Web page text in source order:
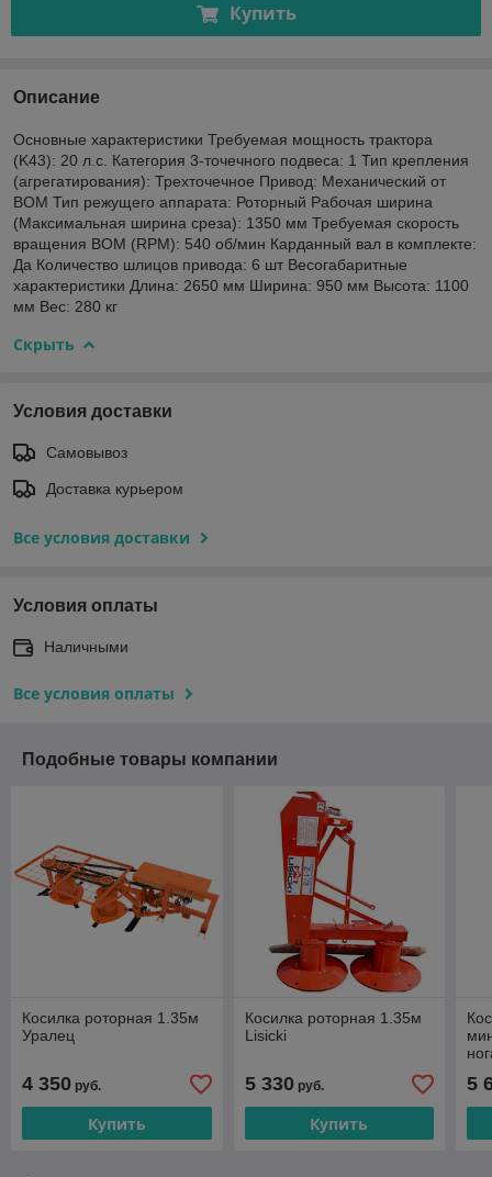
Купить
Описание
Основные характеристики Требуемая мощность трактора
(K43): 20 л.с. Категория 3-точечного подвеса: 1 Тип крепления
(агрегатирования): Трехточечное Привод: Механический от
ВОМ Тип режущего аппарата: Роторный Рабочая ширина
(Максимальная ширина среза): 1350 мм Требуемая скорость
вращения ВОМ (RPM): 540 об/мин Карданный вал в комплекте:
Да Количество шлицов привода: 6 шт Весогабаритные
характеристики Длина: 2650 мм Ширина: 950 мм Высота: 1100
мм Вес: 280 кг
Скрыть
Условия доставки
Самовывоз
Доставка курьером
Все условия доставки
Условия оплаты
Наличными
Все условия оплаты
Подобные товары компании
Косилка роторная 1.35м
Уралец
4 350 руб.
Купить
Косилка роторная 1.35м
Lisicki
5 330руб.
Купить
5